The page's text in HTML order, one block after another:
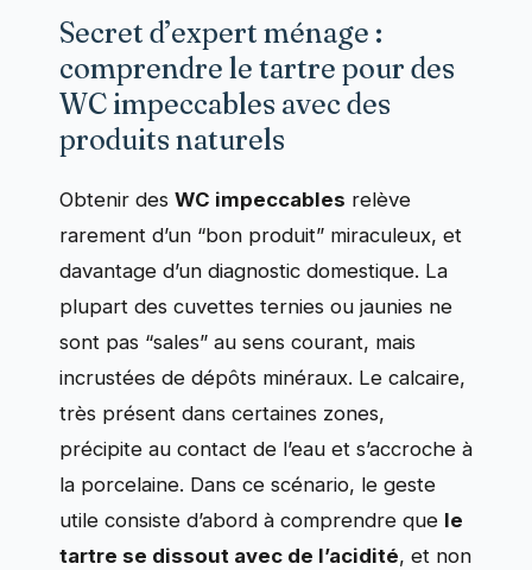
Secret d’expert ménage :
comprendre le tartre pour des
WC impeccables avec des
produits naturels
Obtenir des WC impeccables relève
rarement d’un “bon produit” miraculeux, et
davantage d’un diagnostic domestique. La
plupart des cuvettes ternies ou jaunies ne
sont pas “sales” au sens courant, mais
incrustées de dépôts minéraux. Le calcaire,
très présent dans certaines zones,
précipite au contact de l’eau et s’accroche à
la porcelaine. Dans ce scénario, le geste
utile consiste d’abord à comprendre que le
tartre se dissout avec de l’acidité, et non